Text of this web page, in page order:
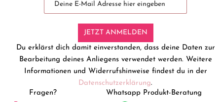
JETZT ANMELDEN
Du erklärst dich damit einverstanden, dass deine Daten zur
Bearbeitung deines Anliegens verwendet werden. Weitere
Informationen und Widerrufshinweise findest du in der
Datenschutzerklärung.
Fragen?
Whatsapp Produkt-Beratung